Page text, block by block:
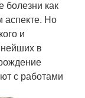
болезни как
аспекте. Но
и
в
с работами